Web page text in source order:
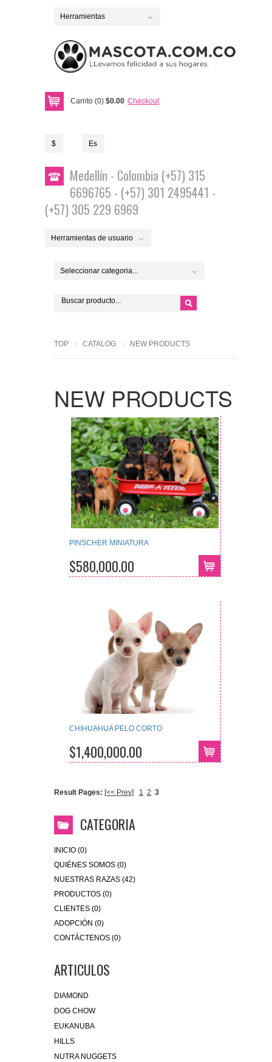
Herramientas
Carrito (0) $0.00 Checkout
$ Es
Medellín - Colombia (+57) 315
6696765 - (+57) 301 2495441 -
(+57) 305 229 6969
Herramientas de usuario
Seleccionar categoria...
TOP CATALOG NEW PRODUCTS
NEW PRODUCTS
PINSCHER MINIATURA
$580,000.00
CHIHUAHUA PELO CORTO
$1,400,000.00
Result Pages: [<< Prev] 1 2 3
CATEGORIA
INICIO (0)
QUIÉNES SOMOS (0)
NUESTRAS RAZAS (42)
PRODUCTOS (0)
CLIENTES (0)
ADOPCIÓN (0)
CONTÁCTENOS (0)
ARTICULOS
DIAMOND
DOG CHOW
EUKANUBA
HILLS
NUTRA NUGGETS